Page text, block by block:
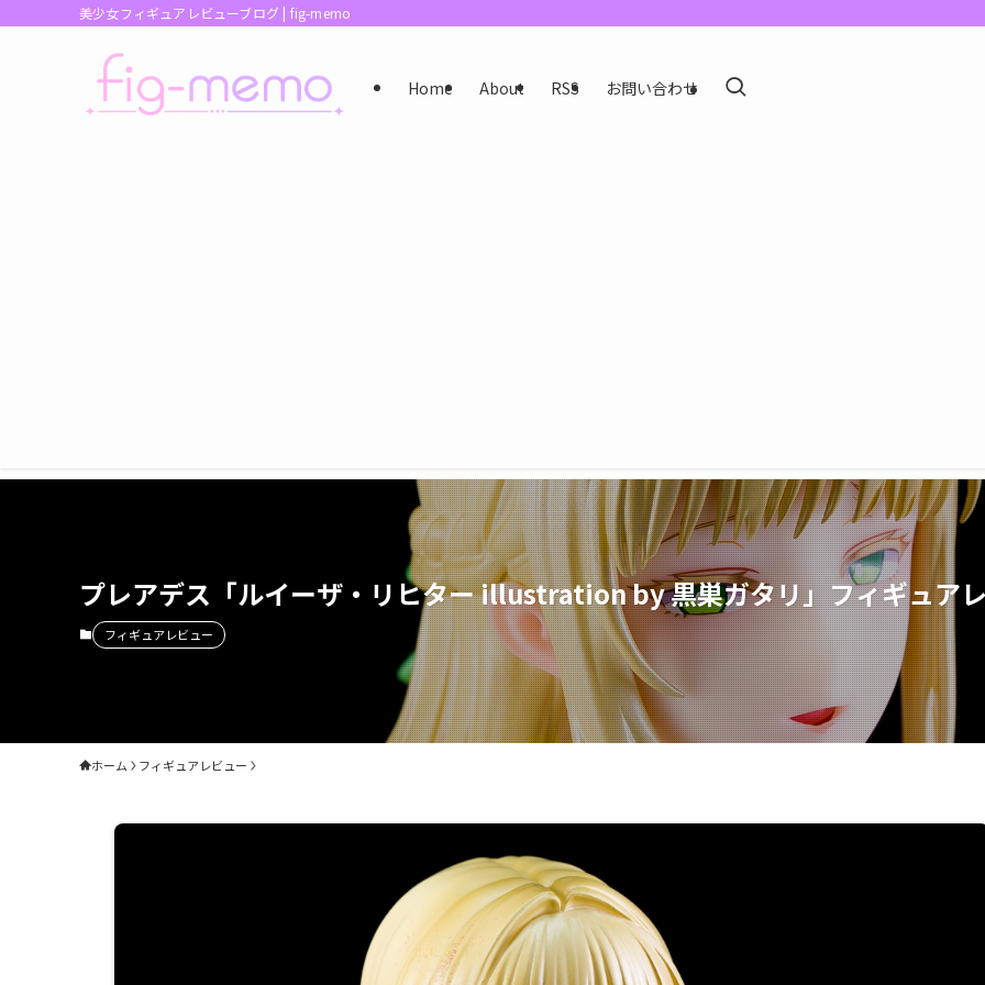
美少女フィギュアレビューブログ | fig-memo
Home About RSS お問い合わせ
プレアデス「ルイーザ・リヒター illustration by 黒巣ガタリ」フィギュア
フィギュアレビュー
ホーム フィギュアレビュー